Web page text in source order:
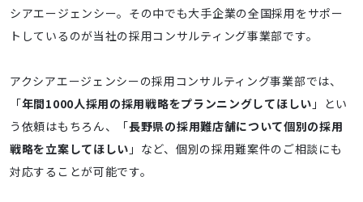
シアエージェンシー。その中でも大手企業の全国採用をサポー
トしているのが当社の採用コンサルティング事業部です。
アクシアエージェンシーの採用コンサルティング事業部では、
「年間1000人採用の採用戦略をプランニングしてほしい 」とい
う依頼はもちろん、「長野県の採用難店舗について個別の採用
戦略を立案してほしい 」など、個別の採用難案件のご相談にも
対応することが可能です。